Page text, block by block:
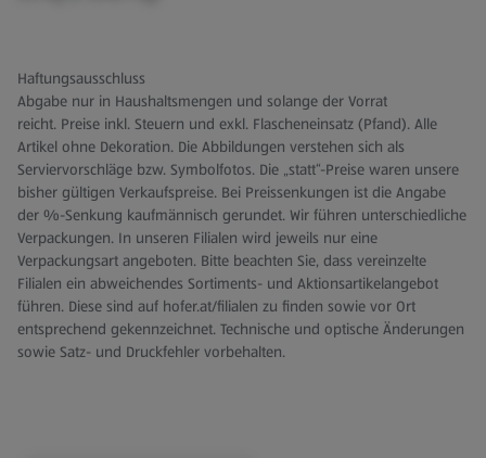
Haftungsausschluss
Abgabe nur in Haushaltsmengen und solange der Vorrat
reicht. Preise inkl. Steuern und exkl. Flascheneinsatz (Pfand). Alle
Artikel ohne Dekoration. Die Abbildungen verstehen sich als
Serviervorschläge bzw. Symbolfotos. Die „statt“-Preise waren unsere
bisher gültigen Verkaufspreise. Bei Preissenkungen ist die Angabe
der %-Senkung kaufmännisch gerundet. Wir führen unterschiedliche
Verpackungen. In unseren Filialen wird jeweils nur eine
Verpackungsart angeboten. Bitte beachten Sie, dass vereinzelte
Filialen ein abweichendes Sortiments- und Aktionsartikelangebot
führen. Diese sind auf hofer.at/filialen zu finden sowie vor Ort
entsprechend gekennzeichnet. Technische und optische Änderungen
sowie Satz- und Druckfehler vorbehalten.